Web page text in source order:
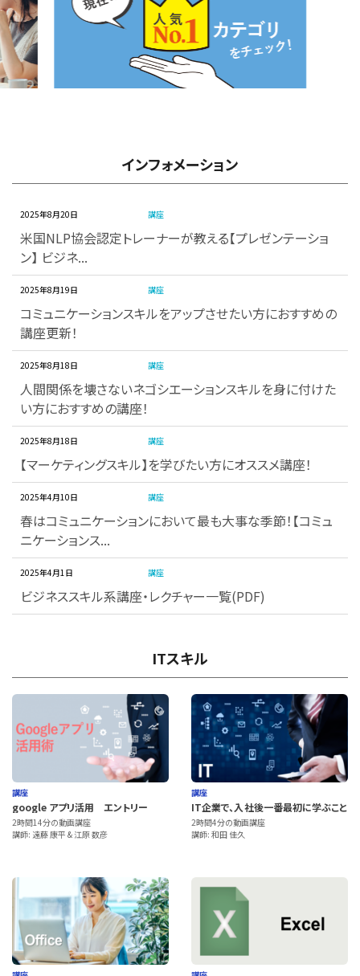
インフォメーション
2025年8月20日 講座
米国NLP協会認定トレーナーが教える【プレゼンテーショ
ン】 ビジネ...
2025年8月19日 講座
コミュニケーションスキルをアップさせたい方におすすめの
講座更新！
2025年8月18日 講座
人間関係を壊さないネゴシエーションスキルを身に付けた
い方におすすめの講座！
2025年8月18日 講座
【マーケティングスキル】を学びたい方にオススメ講座！
2025年4月10日 講座
春はコミュニケーションにおいて最も大事な季節！【コミュ
ニケーションス...
2025年4月1日 講座
ビジネススキル系講座・レクチャー一覧(PDF)
ITスキル
講座
google アプリ活用 エントリー
2時間14分の動画講座
講師: 遠藤 康平 & 江原 数彦
講座
IT企業で、入社後一番最初に学ぶこと
2時間4分の動画講座
講師: 和田 佳久